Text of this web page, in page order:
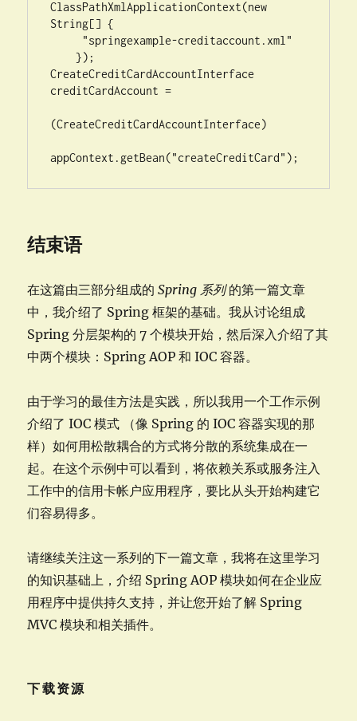
ClassPathXmlApplicationContext(new
String[] {
    });
CreateCreditCardAccountInterface
creditCardAccount =
(CreateCreditCardAccountInterface)
appContext.getBean("createCreditCard");
结束语
在这篇由三部分组成的Spring 系列的第一篇文章
中，我介绍了 Spring 框架的基础。我从讨论组成
Spring 分层架构的 7 个模块开始，然后深入介绍了其
中两个模块：Spring AOP 和 IOC 容器。
由于学习的最佳方法是实践，所以我用一个工作示例
介绍了 IOC 模式 （像 Spring 的 IOC 容器实现的那
样）如何用松散耦合的方式将分散的系统集成在一
起。在这个示例中可以看到，将依赖关系或服务注入
工作中的信用卡帐户应用程序，要比从头开始构建它
们容易得多。
请继续关注这一系列的下一篇文章，我将在这里学习
的知识基础上，介绍 Spring AOP 模块如何在企业应
用程序中提供持久支持，并让您开始了解 Spring
MVC 模块和相关插件。
下载资源